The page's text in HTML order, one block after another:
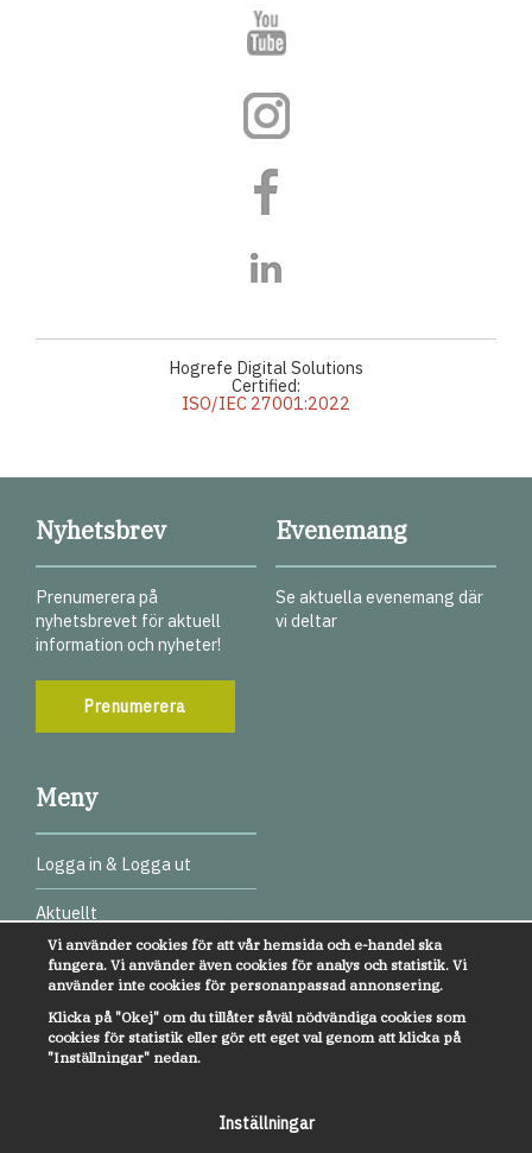
Hogrefe Digital Solutions
Certified:
ISO/IEC 27001:2022
Nyhetsbrev
Prenumerera på
nyhetsbrevet för aktuell
information och nyheter!
Prenumerera
Evenemang
Se aktuella evenemang där
vi deltar
Meny
Logga in & Logga ut
Aktuellt
Digitala test
Webbinarier
Övrigt
Vi använder cookies för att vår hemsida och e-handel ska
fungera. Vi använder även cookies för analys och statistik. Vi
använder inte cookies för personanpassad annonsering.
Klicka på "Okej" om du tillåter såväl nödvändiga cookies som
cookies för statistik eller gör ett eget val genom att klicka på
"Inställningar" nedan.
Inställningar